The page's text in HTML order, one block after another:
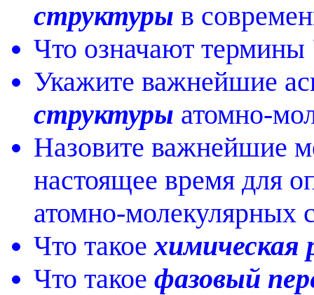
структуры в
Что означают термины
Укажите важнейшие
структуры атомно-
Назовите важнейшие
настоящее время для
атомно-молекулярных
Что такоехимическая
Что такое фазовый